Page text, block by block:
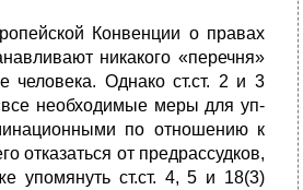
Конвенции о правах
никакого «перечня»
человека. Однако ст.ст. 2 и 3
необходимые меры для уп­
по отношению к
от предрассудков,
упомянуть ст.ст. 4, 5 и 18(3)